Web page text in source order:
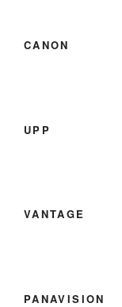
CANON
UPP
VANTAGE
PANAVISION